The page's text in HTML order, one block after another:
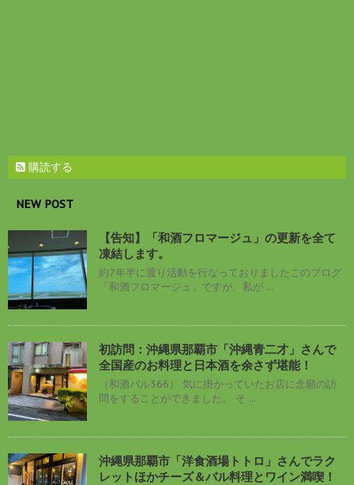
購読する
NEW POST
【告知】「和酒フロマージュ」の更新を全て
凍結します。
約7年半に渡り活動を行なっておりましたこのブログ
「和酒フロマージュ」ですが、私が ...
初訪問：沖縄県那覇市「沖縄青二才」さんで
全国産のお料理と日本酒を余さず堪能！
（和酒バル366） 気に掛かっていたお店に念願の訪
問をすることができました。 そ ...
沖縄県那覇市「洋食酒場トトロ」さんでラク
レットほかチーズ＆バル料理とワイン満喫！